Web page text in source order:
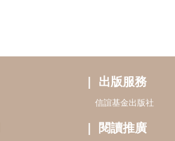
出版服務
信誼基金出版社
閱讀推廣